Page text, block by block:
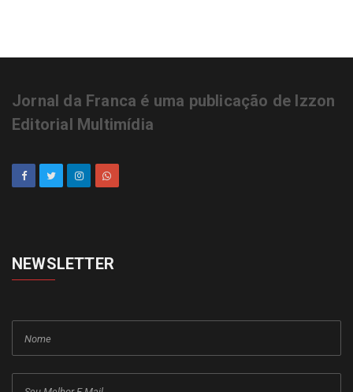
Jornal da Franca é uma publicação de Izzon
Editorial Multimídia
NEWSLETTER